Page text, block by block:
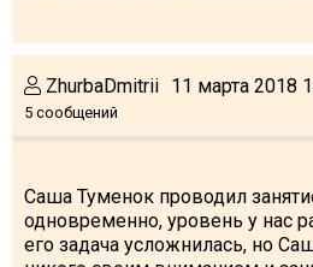
ZhurbaDmitrii
5 сообщений
11 марта 2018
Саша Туменок проводил
одновременно, уровень у нас
его задача усложнилась, но